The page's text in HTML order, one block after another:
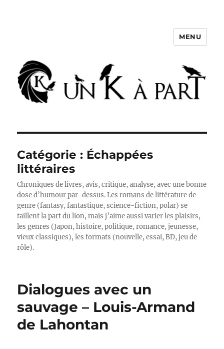
MENU
Catégorie : Échappées
littéraires
Chroniques de livres, avis, critique, analyse, avec une bonne
dose d’humour par-dessus. Les romans de littérature de
genre (fantasy, fantastique, science-fiction, polar) se
taillent la part du lion, mais j’aime aussi varier les plaisirs,
les genres (Japon, histoire, politique, romance, jeunesse,
vieux classiques), les formats (nouvelle, essai, BD, jeu de
rôle).
Dialogues avec un
sauvage – Louis-Armand
de Lahontan